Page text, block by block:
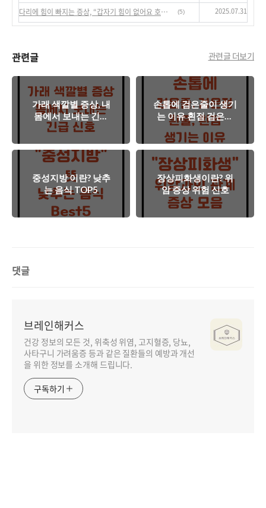
다리에 힘이 빠지는 증상, “갑자기 힘이 없어요 호소 시 체크법” (5) 2025.07.31
관련글 관련글 더보기
가래 색깔별 증상, 내
몸에서 보내는 긴급
신호
손톱에 검은줄이 생기
는 이유 흰점 검은점
흰줄 원인
중성지방 이란? 낮추
는 음식 TOP5
장상피화생이란? 위
암 증상 위험 신호
댓글
브레인해커스
건강 정보의 모든 것, 위축성 위염, 고지혈증, 당뇨,
사타구니 가려움증 등과 같은 질환들의 예방과 개선
을 위한 정보를 소개해 드립니다.
구독하기